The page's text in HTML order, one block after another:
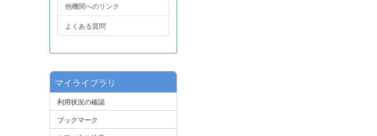
他機関へのリンク
よくある質問
マイライブラリ
利用状況の確認
ブックマーク